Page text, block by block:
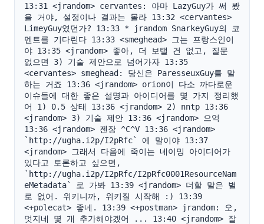
13:31 <jrandom> cervantes: 아마 LazyGuy가 써 봤
을 거야, 설정이나 결과는 몰라 13:32 <cervantes>
LimeyGuy였던가? 13:33 * jrandom SnarkeyGuy의 코
멘트를 기다린다 13:33 <smeghead> 그는 프랑스인이
야 13:35 <jrandom> 좋아, 더 보탤 건 없고, 질문
없으면 3) 기술 제안으로 넘어가자 13:35
<cervantes> smeghead: 당신은 ParesseuxGuy를 말
하는 거죠 13:36 <jrandom> orion이 다소 까다로운
이슈들에 대한 좋은 설명과 아이디어를 몇 가지 정리했
어 1) 0.5 상태 13:36 <jrandom> 2) nntp 13:36
<jrandom> 3) 기술 제안 13:36 <jrandom> 으억
13:36 <jrandom> 젠장 ^C^V 13:36 <jrandom>
`http://ugha.i2p/I2pRfc` 에 말이야 13:37
<jrandom> 그래서 다음에 죽이는 네이밍 아이디어가
있다고 토론하고 싶으면,
`http://ugha.i2p/I2pRfc/I2pRfc0001ResourceNam
eMetadata` 로 가봐 13:39 <jrandom> 더할 말은 별
로 없어. 위키니까, 위키질 시작해 :) 13:39
<+polecat> 좋네. 13:39 <+postman> jrandom: 오,
멋지네 몇 개 추가해야겠어 ... 13:40 <jrandom> 잘